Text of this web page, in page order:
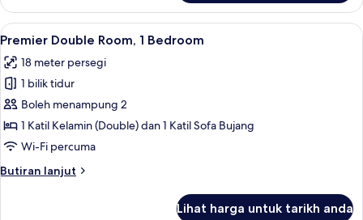
Double
Room
Lihat
semua
foto
untuk
Premier
Double
Room,
Bedroom
Premier Double Room, 1 Bedroom |
2
Premier Double Room, 1 Bedroom
18 meter persegi
1 bilik tidur
Boleh menampung 2
1 Katil Kelamin (Double) dan 1 Katil Sofa Bujang
Wi-Fi percuma
Butiran lanjut
Butiran
Lihat harga untuk tarikh anda